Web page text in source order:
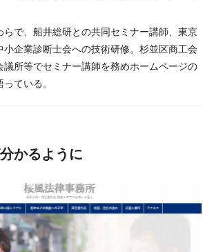
らで、船井総研との共同セミナー講師、東京
小企業診断士会への技術研修。杉並区商工会
議所等でセミナー講師を務めホームページの
ている。
かるように